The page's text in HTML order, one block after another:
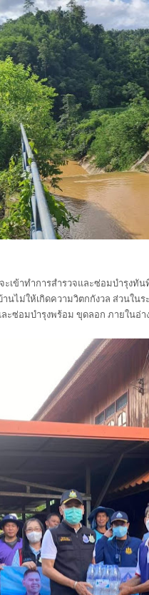
าทำการสำรวจและซ่อมบำรุงทัน
นไม่ให้เกิดความวิตกกังวล ส่วนใน
ะซ่อมบำรุงพร้อม ขุดลอก ภายในอ่า